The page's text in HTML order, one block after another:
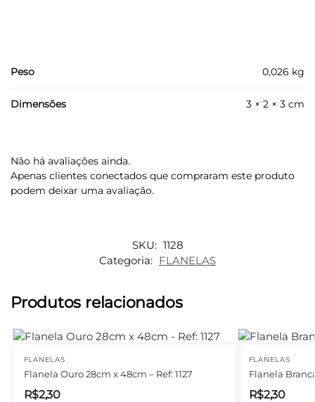
Peso 0,026 kg
Dimensões 3 × 2 × 3 cm
Não há avaliações ainda.
Apenas clientes conectados que compraram este produto
podem deixar uma avaliação.
SKU: 1128
Categoria: FLANELAS
Produtos relacionados
FLANELAS
Flanela Ouro 28cm x 48cm – Ref: 1127
R$2,30
FLANELAS
Flanela
R$2,30